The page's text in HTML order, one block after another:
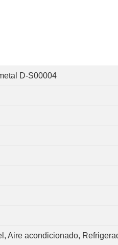
D-S00004
Aire acondicionado,